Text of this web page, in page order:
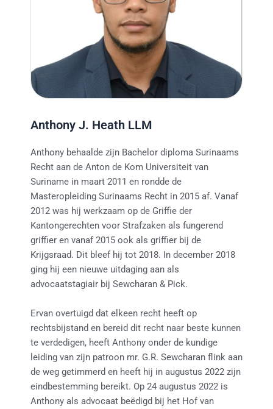
Anthony J. Heath LLM
Anthony behaalde zijn Bachelor diploma Surinaams
Recht aan de Anton de Kom Universiteit van
Suriname in maart 2011 en rondde de
Masteropleiding Surinaams Recht in 2015 af. Vanaf
2012 was hij werkzaam op de Griffie der
Kantongerechten voor Strafzaken als fungerend
griffier en vanaf 2015 ook als griffier bij de
Krijgsraad. Dit bleef hij tot 2018. In december 2018
ging hij een nieuwe uitdaging aan als
advocaatstagiair bij Sewcharan & Pick.
Ervan overtuigd dat elkeen recht heeft op
rechtsbijstand en bereid dit recht naar beste kunnen
te verdedigen, heeft Anthony onder de kundige
leiding van zijn patroon mr. G.R. Sewcharan flink aan
de weg getimmerd en heeft hij in augustus 2022 zijn
eindbestemming bereikt. Op 24 augustus 2022 is
Anthony als advocaat beëdigd bij het Hof van